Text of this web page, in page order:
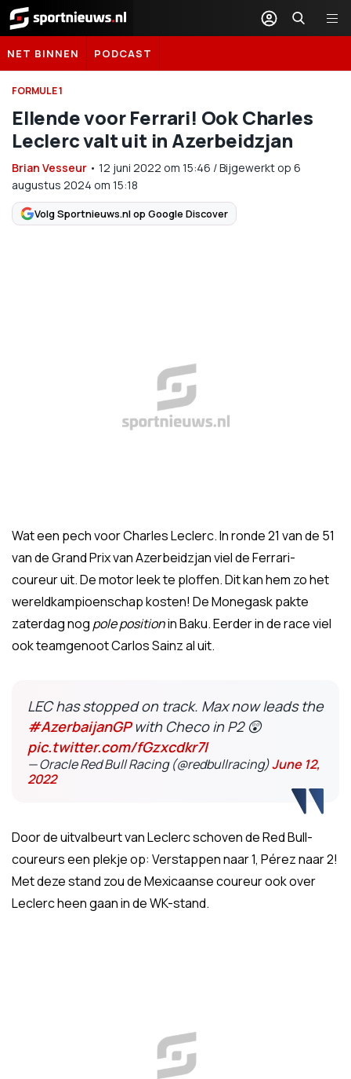
Sportnieuws.nl
NET BINNEN PODCAST
FORMULE 1
Ellende voor Ferrari! Ook Charles
Leclerc valt uit in Azerbeidzjan
Brian Vesseur • 12 juni 2022 om 15:46 /Bijgewerkt op 6
augustus 2024 om 15:18
Volg Sportnieuws.nl op Google Discover
Wat een pech voor Charles Leclerc. In ronde 21 van de 51
van de Grand Prix van Azerbeidzjan viel de Ferrari-
coureur uit. De motor leek te ploffen. Dit kan hem zo het
wereldkampioenschap kosten! De Monegask pakte
zaterdag nog pole positionin Baku. Eerder in de race viel
ook teamgenoot Carlos Sainz al uit.
LEC has stopped on track. Max now leads the
#AzerbaijanGPwith Checo in P2 😲
pic.twitter.com/fGzxcdkr7I
— Oracle Red Bull Racing (@redbullracing)June 12,
2022
Door de uitvalbeurt van Leclerc schoven de Red Bull-
coureurs een plekje op: Verstappen naar 1, Pérez naar 2!
Met deze stand zou de Mexicaanse coureur ook over
Leclerc heen gaan in de WK-stand.